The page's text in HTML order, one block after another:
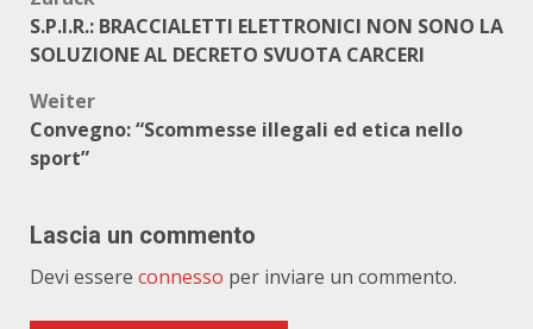
S.P.I.R.: BRACCIALETTI ELETTRONICI NON SONO LA
SOLUZIONE AL DECRETO SVUOTA CARCERI
Weiter
Convegno: “Scommesse illegali ed etica nello
sport”
Lascia un commento
Devi essere connesso per inviare un commento.